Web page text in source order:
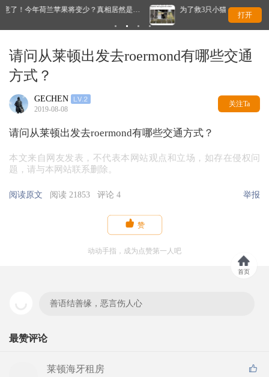
是… 为了救3只小猫，荷兰铁路停运数小时！最后结局太暖了
打开
请问从莱顿出发去roermond有哪些交通
方式？
GECHEN
2019-08-08
关注Ta
请问从莱顿出发去roermond有哪些交通方式？
本文来自网友发表，不代表本网站观点和立场，如存在侵权问
题，请与本网站联系删除。
阅读原文 阅读 21853 评论 4 举报
 赞
动动手指，成为点赞第一人吧
善语结善缘，恶言伤人心
最赞评论
莱顿海牙租房
首页